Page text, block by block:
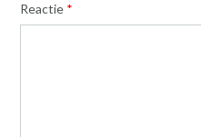
Reactie *